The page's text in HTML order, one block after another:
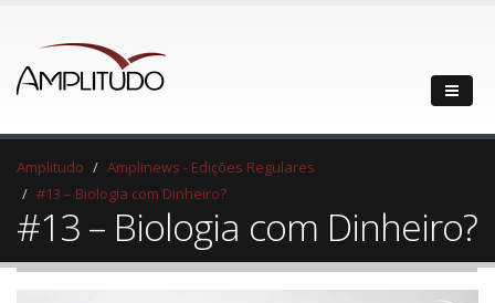
Amplitudo
Amplinews - Edições Regulares
#13 – Biologia com Dinheiro?
#13 – Biologia com Dinheiro?